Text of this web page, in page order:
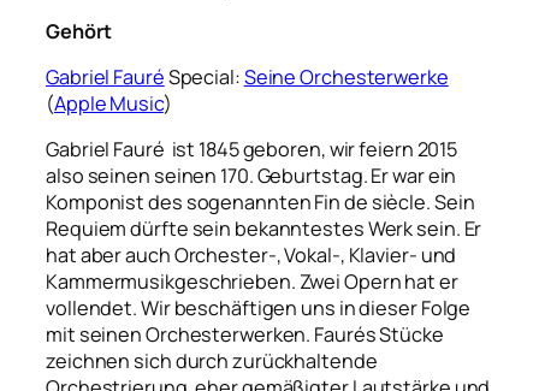
Gehört
Gabriel FauréSpecial:Seine Orchesterwerke
(Apple Music)
Gabriel Fauré ist 1845 geboren, wir feiern 2015
also seinen seinen 170. Geburtstag. Er war ein
Komponist des sogenannten Fin de siècle. Sein
Requiem dürfte sein bekanntestes Werk sein. Er
hat aber auch Orchester-, Vokal-, Klavier- und
Kammermusikgeschrieben. Zwei Opern hat er
vollendet. Wir beschäftigen uns in dieser Folge
mit seinen Orchesterwerken. Faurés Stücke
zeichnen sich durch zurückhaltende